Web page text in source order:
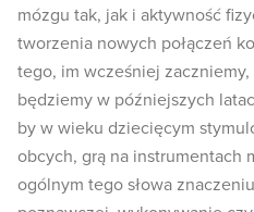
mózgu tak, jak i aktywność
tworzenia nowych połączeń
tego, im wcześniej
będziemy w późniejszych
by w wieku dziecięcym
obcych, grą na instrumentach
ogólnym tego słowa